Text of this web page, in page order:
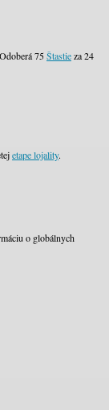
75Štastieza 24
etape lojality.
o globálnych